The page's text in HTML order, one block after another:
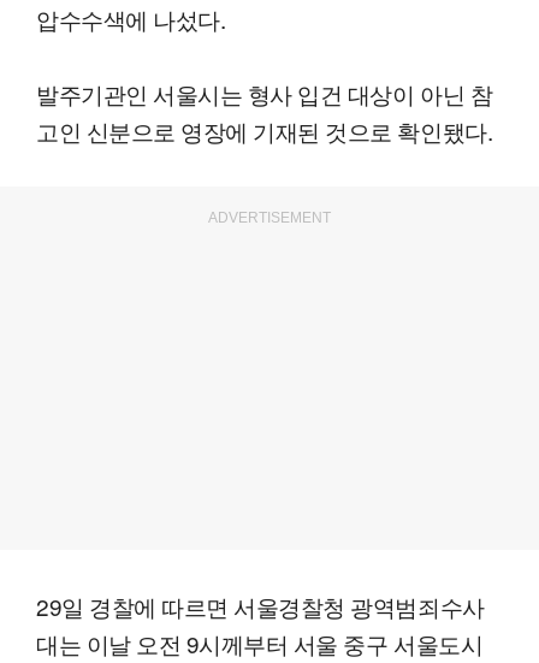
압수수색에 나섰다.
발주기관인 서울시는 형사 입건 대상이 아닌 참
고인 신분으로 영장에 기재된 것으로 확인됐다.
ADVERTISEMENT
29일 경찰에 따르면 서울경찰청 광역범죄수사
대는 이날 오전 9시께부터 서울 중구 서울도시